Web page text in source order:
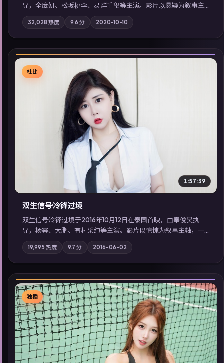
导，全度妍、松坂桃李、易烊千玺等主演。影片以悬疑为叙事主
轴，旧案重提，真相与谎言在同一条时间线上交锋；摄影与配乐
强化地域气质；站内亦可通过「国产免费观看高清电视剧在线
看」延展检索同类型高分佳作，畅享高清在线追剧体验。
32,028 热度 9.6 分 2020-10-10
▶
杜比
1:57:39
双生信号·冷锋过境
双生信号·冷锋过境于2016年10月12日在泰国首映，由奉俊昊执
导，杨幂、大鹏、有村架纯等主演。影片以惊悚为叙事主轴，一
场意外将众人卷入不可撤回的连锁反应；摄影与配乐强化地域气
质；站内亦可通过「国产免费观看高清电视剧在线看」延展检索
同类型高分佳作，畅享高清在线追剧体验。
19,995 热度 9.7 分 2016-06-02
▶
独播